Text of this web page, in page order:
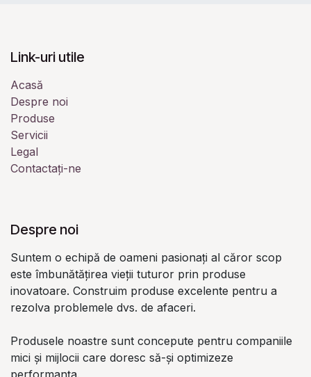
Link-uri utile
Acasă
Despre noi
Produse
Servicii
Legal
Contactați-ne
Despre noi
Suntem o echipă de oameni pasionați al căror scop
este îmbunătățirea vieții tuturor prin produse
inovatoare. Construim produse excelente pentru a
rezolva problemele dvs. de afaceri.
Produsele noastre sunt concepute pentru companiile
mici și mijlocii care doresc să-și optimizeze